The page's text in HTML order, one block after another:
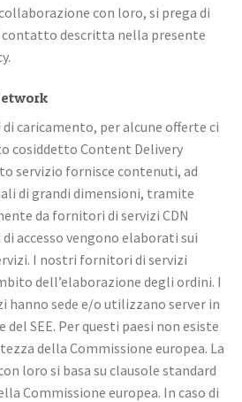
con loro, si prega di
descritta nella presente
caricamento, per alcune offerte ci
cosiddetto Content Delivery
servizio fornisce contenuti, ad
di grandi dimensioni, tramite
da fornitori di servizi CDN
accesso vengono elaborati sui
I nostri fornitori di servizi
dell’elaborazione degli ordini. I
sede e/o utilizzano server in
del SEE. Per questi paesi non esiste
della Commissione europea. La
loro si basa su clausole standard
Commissione europea. In caso di